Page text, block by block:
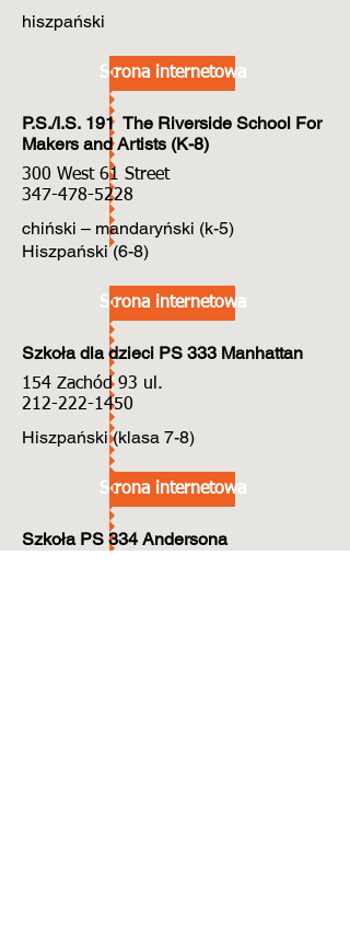
hiszpański
Strona internetowa
P.S./I.S. 191 The Riverside School For
Makers and Artists (K-8)
300 West 61 Street
347-478-5228
chiński – mandaryński (k-5)
Hiszpański (6-8)
Strona internetowa
Szkoła dla dzieci PS 333 Manhattan
154 Zachód 93 ul.
212-222-1450
Hiszpański (klasa 7-8)
Strona internetowa
Szkoła PS 334 Andersona